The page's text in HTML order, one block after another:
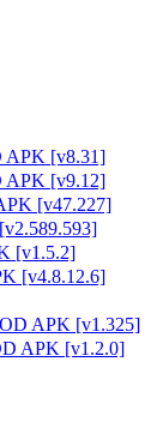
APK [v8.31]
APK [v9.12]
[v47.227]
[v1.5.2]
[v4.8.12.6]
APK [v1.325]
APK [v1.2.0]